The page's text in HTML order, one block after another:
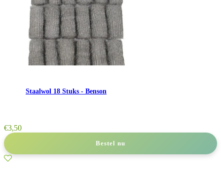
Staalwol 18 Stuks - Benson
€3,50
Bestel nu